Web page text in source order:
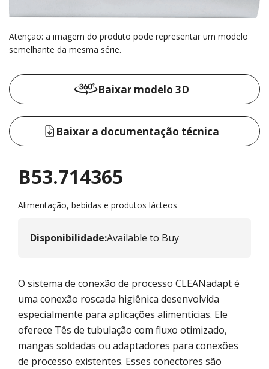
Atenção: a imagem do produto pode representar um modelo
semelhante da mesma série.
Baixar modelo 3D
Baixar a documentação técnica
B53.714365
Alimentação, bebidas e produtos lácteos
Disponibilidade:Available to Buy
O sistema de conexão de processo CLEANadapt é
uma conexão roscada higiênica desenvolvida
especialmente para aplicações alimentícias. Ele
oferece Tês de tubulação com fluxo otimizado,
mangas soldadas ou adaptadores para conexões
de processo existentes. Esses conectores são